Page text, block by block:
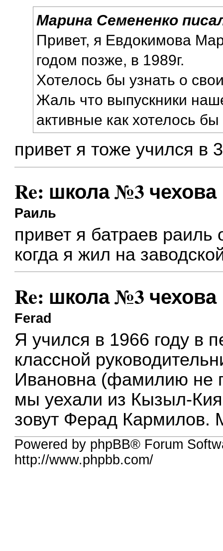
Марина Семененко
Привет, я Евдокимова
годом позже, в 1989г.
Хотелось бы узнать о
Жаль что выпускники
активные как хотелось бы
привет я тоже учился в
Re: школа №3 чехова
Раиль
привет я батраев
когда я жил на
Re: школа №3 чехова
Ferad
Я учился в 1966 году в
классной
Ивановна (фамилию не
мы уехали из Кызыл-
зовут Ферад Кармилов.
Powered by phpBB® Forum
http://www.phpbb.com/